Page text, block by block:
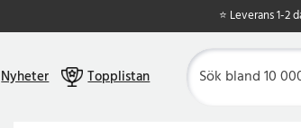
⭐ Leverans 1-2
Nyheter Topplistan